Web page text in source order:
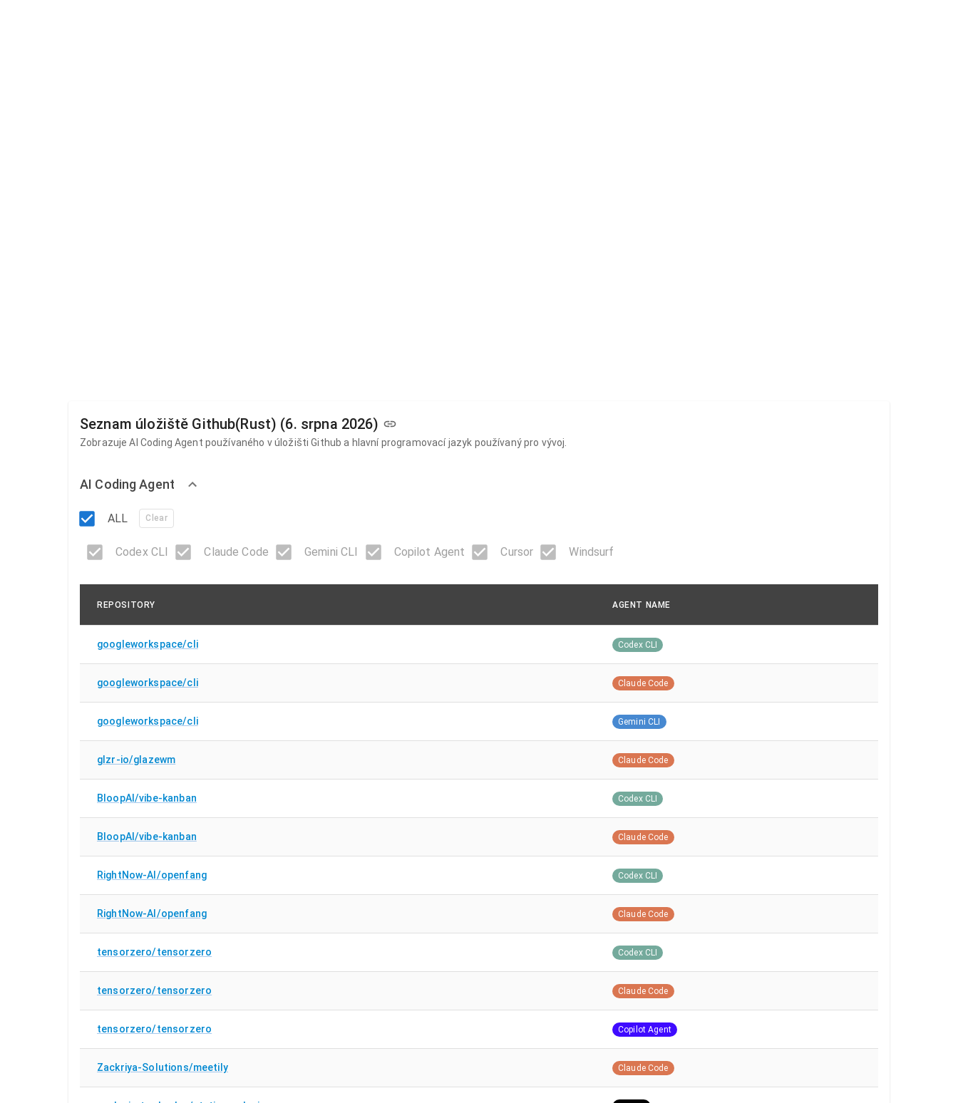
Seznam úložiště Github(Rust) (6. srpna 2026)
Zobrazuje AI ​​Coding Agent používaného v úložišti Github a hlavní programovací jazyk používaný pro vývoj.
AI Coding Agent
ALL Clear
Codex CLI Claude Code Gemini CLI Copilot Agent Cursor Windsurf
REPOSITORY AGENT NAME
googleworkspace/cli Codex CLI
googleworkspace/cli Claude Code
googleworkspace/cli Gemini CLI
glzr-io/glazewm Claude Code
BloopAI/vibe-kanban Codex CLI
BloopAI/vibe-kanban Claude Code
RightNow-AI/openfang Codex CLI
RightNow-AI/openfang Claude Code
tensorzero/tensorzero Codex CLI
tensorzero/tensorzero Claude Code
tensorzero/tensorzero Copilot Agent
Zackriya-Solutions/meetily Claude Code